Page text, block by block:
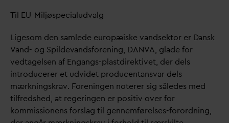
Til EU-Miljøspecialudvalg
Ligesom den samlede europæiske vandsektor er Dansk
Vand- og Spildevandsforening, DANVA, glade for
vedtagelsen af Engangs-plastdirektivet, der dels
introducerer et udvidet producentansvar dels
mærkningskrav. Foreningen noterer sig således med
tilfredshed, at regeringen er positiv over for
kommissionens forslag til gennemførelses-forordning,